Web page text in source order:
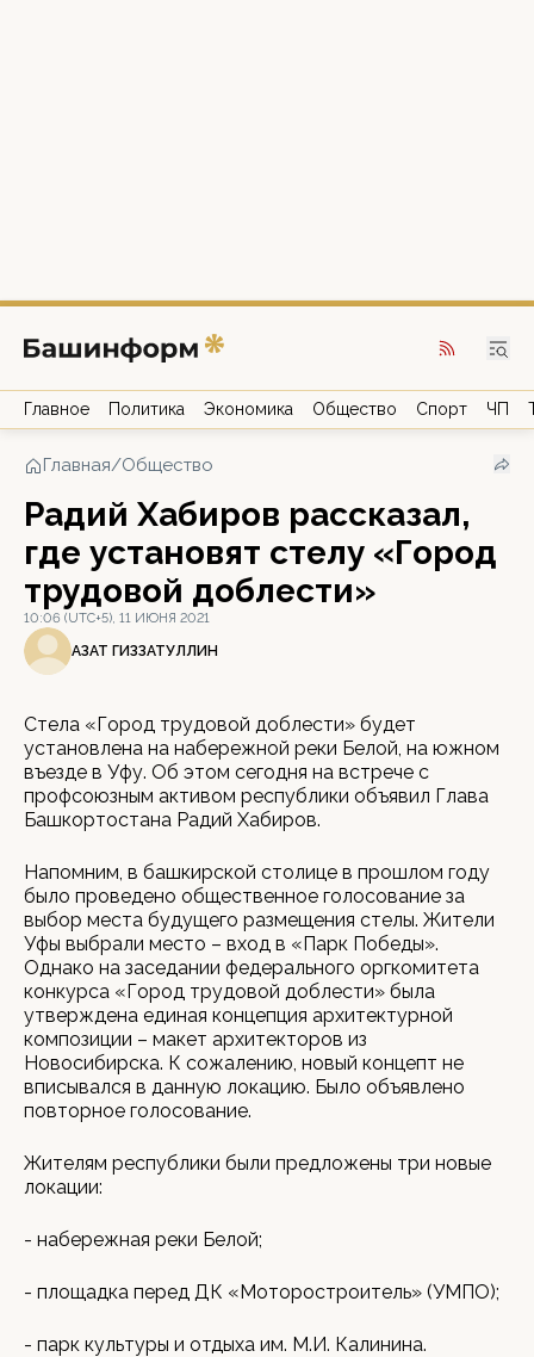
Главное Политика Экономика Общество Спорт ЧП
Главная/Общество
Радий Хабиров рассказал,
где установят стелу «Город
трудовой доблести»
10:06 (UTC+5), 11 ИЮНЯ 2021
АЗАТ ГИЗЗАТУЛЛИН
Стела «Город трудовой доблести» будет
установлена на набережной реки Белой, на южном
въезде в Уфу. Об этом сегодня на встрече с
профсоюзным активом республики объявил Глава
Башкортостана Радий Хабиров.
Напомним, в башкирской столице в прошлом году
было проведено общественное голосование за
выбор места будущего размещения стелы. Жители
Уфы выбрали место – вход в «Парк Победы».
Однако на заседании федерального оргкомитета
конкурса «Город трудовой доблести» была
утверждена единая концепция архитектурной
композиции – макет архитекторов из
Новосибирска. К сожалению, новый концепт не
вписывался в данную локацию. Было объявлено
повторное голосование.
Жителям республики были предложены три новые
локации:
- набережная реки Белой;
- площадка перед ДК «Моторостроитель» (УМПО);
- парк культуры и отдыха им. М.И. Калинина.